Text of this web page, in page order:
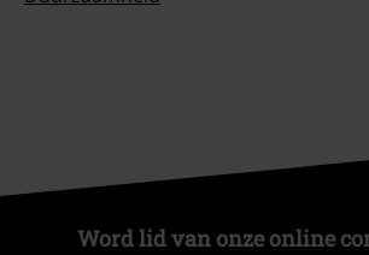
Word lid van onze online